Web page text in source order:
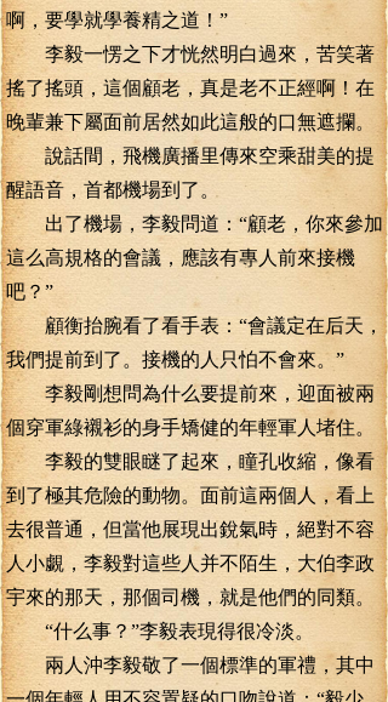
啊，要學就學養精之道！”
李毅一愣之下才恍然明白過來，苦笑著
搖了搖頭，這個顧老，真是老不正經啊！在
晚輩兼下屬面前居然如此這般的口無遮攔。
說話間，飛機廣播里傳來空乘甜美的提
醒語音，首都機場到了。
出了機場，李毅問道：“顧老，你來參加
這么高規格的會議，應該有專人前來接機
吧？”
顧衡抬腕看了看手表：“會議定在后天，
我們提前到了。接機的人只怕不會來。”
李毅剛想問為什么要提前來，迎面被兩
個穿軍綠襯衫的身手矯健的年輕軍人堵住。
李毅的雙眼瞇了起來，瞳孔收縮，像看
到了極其危險的動物。面前這兩個人，看上
去很普通，但當他展現出銳氣時，絕對不容
人小覷，李毅對這些人并不陌生，大伯李政
宇來的那天，那個司機，就是他們的同類。
“什么事？”李毅表現得很冷淡。
兩人沖李毅敬了一個標準的軍禮，其中